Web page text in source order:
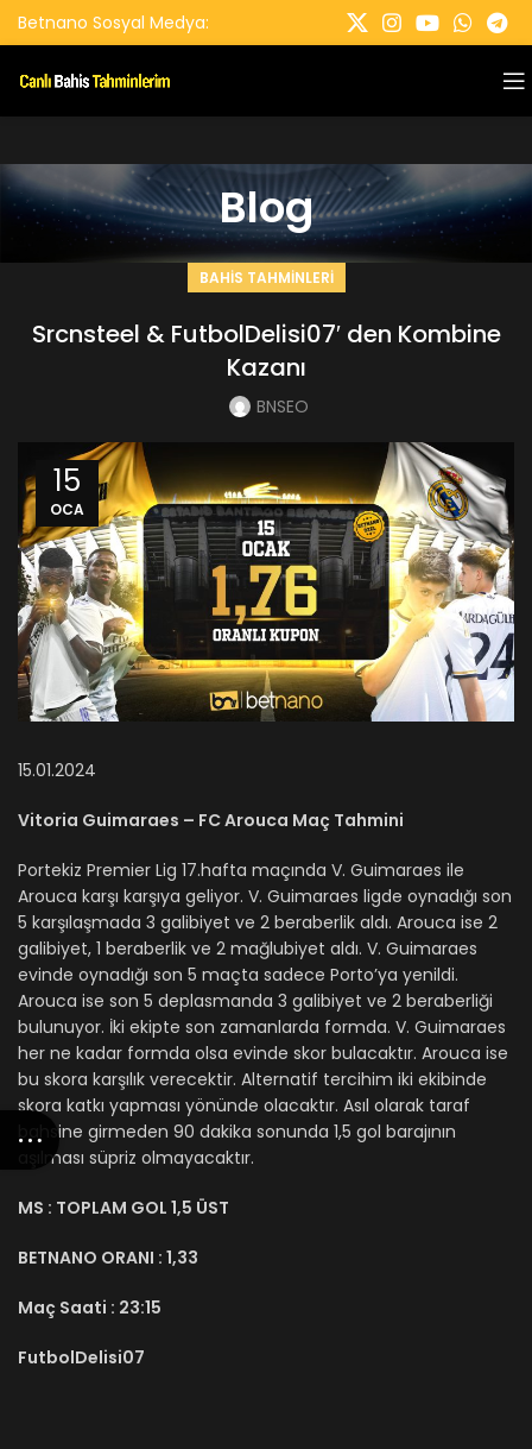
Betnano Sosyal Medya:
Blog
BAHIS TAHMINLERI
Srcnsteel & FutbolDelisi07′ den Kombine
Kazanı
BNSEO
15
OCA
15.01.2024
Vitoria Guimaraes – FC Arouca Maç Tahmini
Portekiz Premier Lig 17.hafta maçında V. Guimaraes ile
Arouca karşı karşıya geliyor. V. Guimaraes ligde oynadığı son
5 karşılaşmada 3 galibiyet ve 2 beraberlik aldı. Arouca ise 2
galibiyet, 1 beraberlik ve 2 mağlubiyet aldı. V. Guimaraes
evinde oynadığı son 5 maçta sadece Porto’ya yenildi.
Arouca ise son 5 deplasmanda 3 galibiyet ve 2 beraberliği
bulunuyor. İki ekipte son zamanlarda formda. V. Guimaraes
her ne kadar formda olsa evinde skor bulacaktır. Arouca ise
bu skora karşılık verecektir. Alternatif tercihim iki ekibinde
skora katkı yapması yönünde olacaktır. Asıl olarak taraf
bahsine girmeden 90 dakika sonunda 1,5 gol barajının
aşılması süpriz olmayacaktır.
MS : TOPLAM GOL 1,5 ÜST
BETNANO ORANI : 1,33
Maç Saati : 23:15
FutbolDelisi07